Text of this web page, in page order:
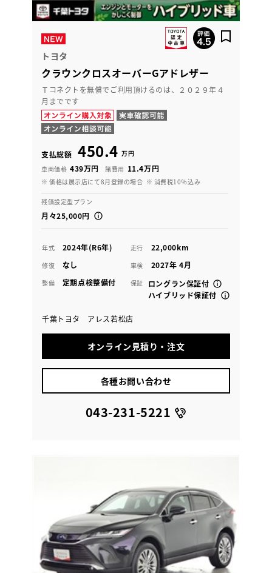
トヨタ
クラウンクロスオーバーGアドレザー
Ｔコネクトを無償でご利用頂けるのは、２０２９年４
月までです
支払総額 450.4 万円
車両価格 439万円 諸費用 11.4万円
※ 価格は展示店にて8月登録の場合 ※ 消費税10％込み
残価設定型プラン
月々25,000円
年式 2024年(R6年) 走行 22,000km
修復 なし 車検 2027年 4月
整備 定期点検整備付 保証
ロングラン保証付
ハイブリッド保証付
千葉トヨタ アレス若松店
オンライン見積り・注文
各種お問い合わせ
043-231-5221